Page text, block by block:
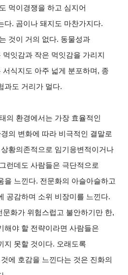
먹이경쟁을 하고 심지어
다. 곰이나 돼지도 마찬가지다.
것이 거의 없다. 동물성과
잇감과 작은 먹잇감을 가리지
식지도 아주 넓게 분포하며, 종
과도 거리가 멀다.
의 환경에서는 가장 효율적인
의 변화에 따라 비극적인 결말로
황의존적으로 임기응변적이거나
런데도 사람들은 극단적으로
을 느낀다. 전문화의 아슬아슬하고
공감하며 소위 비장미를 느낀다.
화가 위험스럽고 불안하기만 한,
해야 할 전략이라면 사람들은
지 못할 것이다. 오래도록
에 호감을 느낀다는 것은 진화의